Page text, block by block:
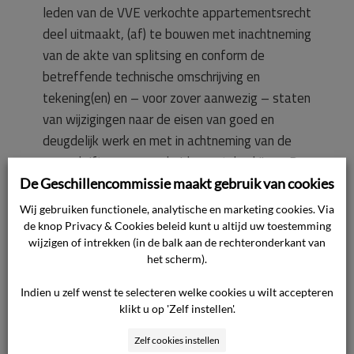
leden van de VVE verkochte appartementsrecht
deel uitmaakt, (af) te bouwen met inachtneming
van de akte van splitsing en conform de
betreffende technische omschrijving en
tekening(en) en – voor zover aanwezig – staten
van wijzigingen naar de eisen van goed en
deugdelijk werk en met in achtneming van de
voorschriften van overheid en nutsbedrijven. De
gemeenschappelijke gedeelten behorende tot
het in appartementsrechten gesplitste gebouw
(blok A) zijn op 20 april 2011 opgeleverd.
Op grond van de van toepassing zijnde artikelen
van de garantieregeling heeft de ondernemer
aan de VvE gegarandeerd dat de toegepaste
constructies, materialen, onderdelen en
De Geschillencommissie maakt gebruik van cookies
Wij gebruiken functionele, analytische en marketing cookies. Via
de knop Privacy & Cookies beleid kunt u altijd uw toestemming
wijzigen of intrekken (in de balk aan de rechteronderkant van
het scherm).
Indien u zelf wenst te selecteren welke cookies u wilt accepteren
klikt u op 'Zelf instellen'.
Zelf cookies instellen